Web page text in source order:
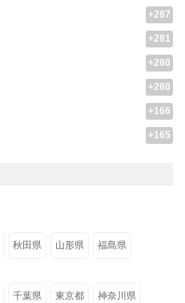
+287
+281
+280
+280
+166
+165
秋田県 山形県 福島県
千葉県 東京都 神奈川県